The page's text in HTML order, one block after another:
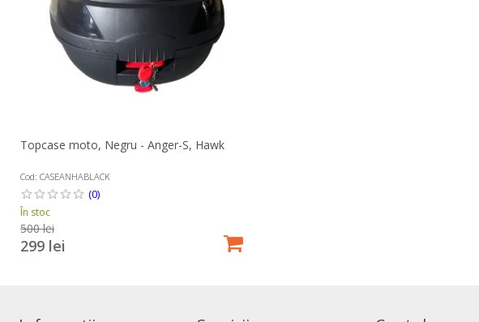
Topcase moto, Negru - Anger-S, Hawk
Cod: CASEANHABLACK
(0)
În stoc
500 lei
299 lei